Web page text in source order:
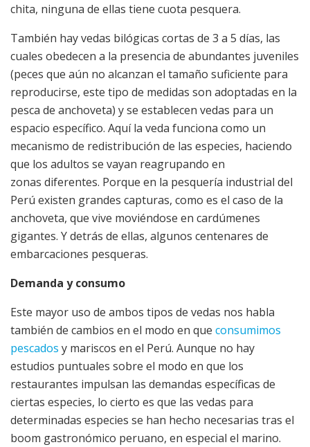
chita, ninguna de ellas tiene cuota pesquera.
También hay vedas bilógicas cortas de 3 a 5 días, las
cuales obedecen a la presencia de abundantes juveniles
(peces que aún no alcanzan el tamaño suficiente para
reproducirse, este tipo de medidas son adoptadas en la
pesca de anchoveta) y se establecen vedas para un
espacio específico. Aquí la veda funciona como un
mecanismo de redistribución de las especies, haciendo
que los adultos se vayan reagrupando en
zonas diferentes. Porque en la pesquería industrial del
Perú existen grandes capturas, como es el caso de la
anchoveta, que vive moviéndose en cardúmenes
gigantes. Y detrás de ellas, algunos centenares de
embarcaciones pesqueras.
Demanda y consumo
Este mayor uso de ambos tipos de vedas nos habla
también de cambios en el modo en que consumimos
pescados y mariscos en el Perú. Aunque no hay
estudios puntuales sobre el modo en que los
restaurantes impulsan las demandas específicas de
ciertas especies, lo cierto es que las vedas para
determinadas especies se han hecho necesarias tras el
boom gastronómico peruano, en especial el marino.